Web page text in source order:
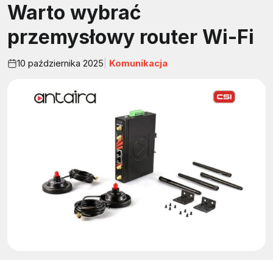
Warto wybrać
przemysłowy router Wi-Fi
10 października 2025 Komunikacja